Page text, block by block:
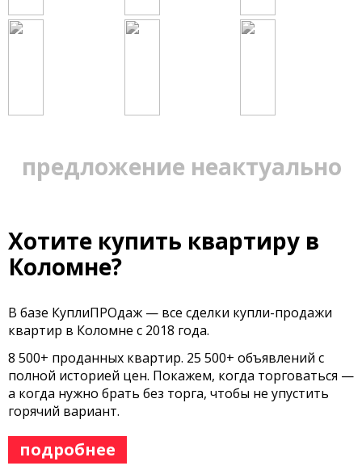
предложение неактуально
Хотите купить квартиру в
Коломне?
В базе КуплиПРОдаж — все сделки купли-продажи
квартир в Коломне с 2018 года.
8 500+ проданных квартир. 25 500+ объявлений с
полной историей цен. Покажем, когда торговаться —
а когда нужно брать без торга, чтобы не упустить
горячий вариант.
подробнее